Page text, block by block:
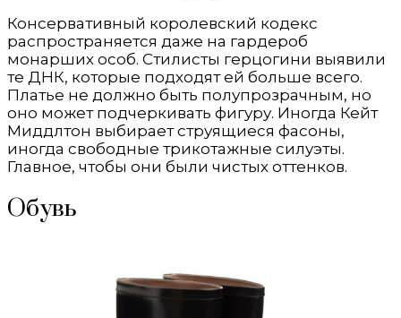
Консервативный королевский кодекс
распространяется даже на гардероб
монарших особ. Стилисты герцогини выявили
те ДНК, которые подходят ей больше всего.
Платье не должно быть полупрозрачным, но
оно может подчеркивать фигуру. Иногда Кейт
Миддлтон выбирает струящиеся фасоны,
иногда свободные трикотажные силуэты.
Главное, чтобы они были чистых оттенков.
Обувь